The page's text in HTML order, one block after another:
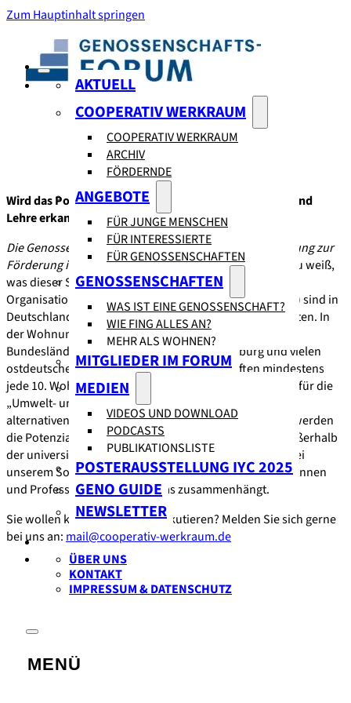
Zum Hauptinhalt springen
AKTUELL
COOPERATIV WERKRAUM
COOPERATIV WERKRAUM
ARCHIV
FÖRDERNDE
ANGEBOTE
FÜR JUNGE MENSCHEN
FÜR INTERESSIERTE
FÜR GENOSSENSCHAFTEN
GENOSSENSCHAFTEN
WAS IST EINE GENOSSENSCHAFT?
WIE FING ALLES AN?
MEHR ALS WOHNEN?
MITGLIEDER IM FORUM
MEDIEN
VIDEOS UND DOWNLOAD
PODCASTS
PUBLIKATIONSLISTE
POSTERAUSSTELLUNG IYC 2025
GENO GUIDE
NEWSLETTER
ÜBER UNS
KONTAKT
IMPRESSUM & DATENSCHUTZ
Wird das Potenzial von Genossenschaft in Forschung und
Lehre erkannt?
Die Genossenschaft ist eine wirtschaftliche Unternehmung zur
Förderung ihrer Mitglieder.Obwohl kaum jemand genau weiß,
was dieser Satz bedeutet, sind Unternehmen mit der
Organisationsform „eingetragene Genossenschaft“ (eG) sind in
Deutschland in vielen Wirtschaftsbereichen stark vertreten. In
der Wohnungswirtschaft schwankt ihr Anteil zw. den
Bundesländern deutlich, aber in Berlin, Hamburg und vielen
ostdeutschen Städten stellen Genossenschaften mindestens
jede 10. Wohnung. Für die „Wohnungskrise“, aber auch für die
„Umwelt- und Ressourcenkrise“ sind Lösungen zum
alternativen Wirtschaften stark nachgefragt. Trotzdem werden
die Potenziale von Genossenschaften innerhalb und außerhalb
der universitären Bildung kaum diskutiert. Wir fragen bei
unserem Sommergespräch 2023 am 30. August Dozent:innen
und Professor:innen, womit das zusammenhängt.
Sie wollen kommen und mitdiskutieren? Melden Sie sich gerne
bei uns an: mail@cooperativ-werkraum.de